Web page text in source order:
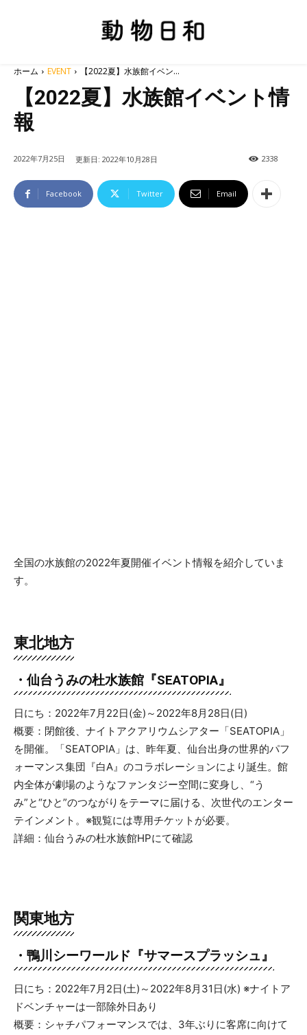
ホーム EVENT 【2022夏】水族館イベン...
【2022夏】水族館イベント情
報
2022年7月25日 更新日: 2022年10月28日 2338
Facebook Twitter Email
全国の水族館の2022年夏開催イベント情報を紹介していま
す。
東北地方
・仙台うみの杜水族館 『SEATOPIA』
日にち：2022年7月22日(金)～2022年8月28日(日)
概要：閉館後、ナイトアクアリウムシアター「SEATOPIA」
を開催。「SEATOPIA」は、昨年夏、仙台出身の世界的パフ
ォーマンス集団『白A』のコラボレーションにより誕生。館
内全体が劇場のようなファンタジー空間に変身し、“う
み”と“ひと”のつながりをテーマに届ける、次世代のエンター
テインメント。※観覧には専用チケットが必要。
詳細：仙台うみの杜水族館HPにて確認
関東地方
・鴨川シーワールド 『サマースプラッシュ』
日にち：2022年7月2日(土)～2022年8月31日(水) ※ナイトア
ドベンチャーは一部除外日あり
概要：シャチパフォーマンスでは、3年ぶりに客席に向けて